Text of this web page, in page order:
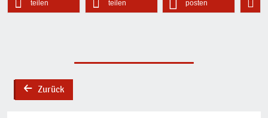
teilen teilen posten
backZurück